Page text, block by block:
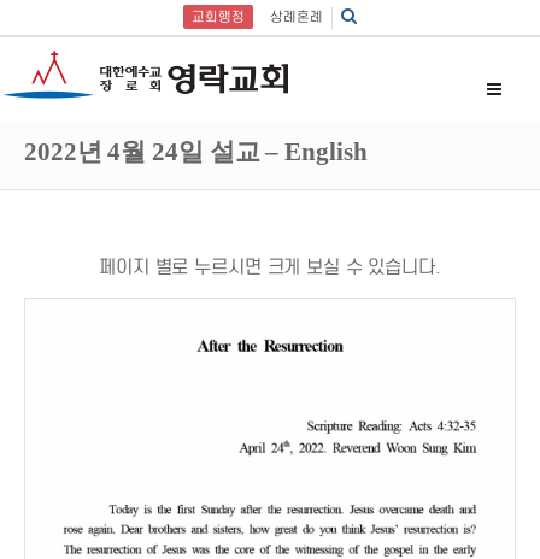
교회행정 상례혼례
2022년 4월 24일 설교 – English
페이지 별로 누르시면 크게 보실 수 있습니다.